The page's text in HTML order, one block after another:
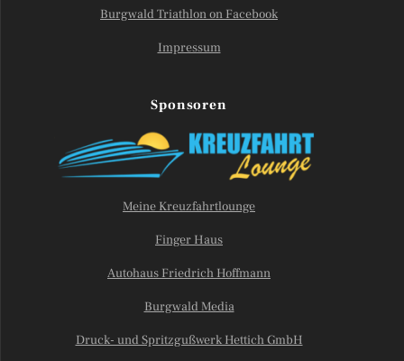
Burgwald Triathlon on Facebook
Impressum
Sponsoren
Meine Kreuzfahrtlounge
Finger Haus
Autohaus Friedrich Hoffmann
Burgwald Media
Druck- und Spritzgußwerk Hettich GmbH